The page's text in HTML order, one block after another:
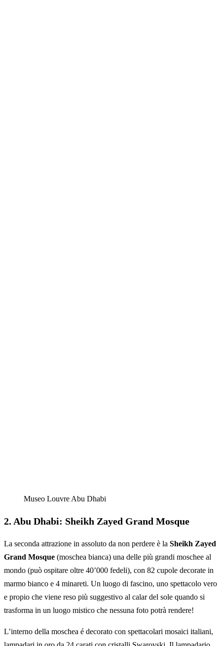
Museo Louvre Abu Dhabi
2. Abu Dhabi: Sheikh Zayed Grand Mosque
La seconda attrazione in assoluto da non perdere è la Sheikh Zayed
Grand Mosque (moschea bianca) una delle più grandi moschee al
mondo (può ospitare oltre 40’000 fedeli), con 82 cupole decorate in
marmo bianco e 4 minareti. Un luogo di fascino, uno spettacolo vero
e propio che viene reso più suggestivo al calar del sole quando si
trasforma in un luogo mistico che nessuna foto potrà rendere!
L’interno della moschea é decorato con spettacolari mosaici italiani,